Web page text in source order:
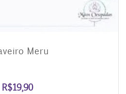
Meru
R$19,90